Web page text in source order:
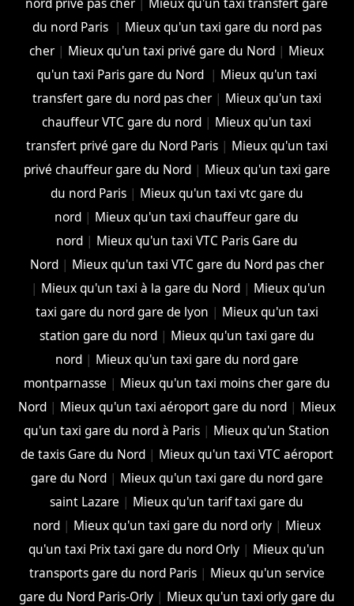
nord privé pas cher | Mieux qu'un taxi transfert gare
du nord Paris | Mieux qu'un taxi gare du nord pas
cher | Mieux qu'un taxi privé gare du Nord | Mieux
qu'un taxi Paris gare du Nord | Mieux qu'un taxi
transfert gare du nord pas cher| Mieux qu'un taxi
chauffeur VTC gare du nord | Mieux qu'un taxi
transfert privé gare du Nord Paris| Mieux qu'un taxi
privé chauffeur gare du Nord| Mieux qu'un taxi gare
du nord Paris| Mieux qu'un taxi vtc gare du
nord | Mieux qu'un taxi chauffeur gare du
nord| Mieux qu'un taxi VTC Paris Gare du
Nord| Mieux qu'un taxi VTC gare du Nord pas cher
| Mieux qu'un taxi à la gare du Nord | Mieux qu'un
taxi gare du nord gare de lyon | Mieux qu'un taxi
station gare du nord| Mieux qu'un taxi gare du
nord| Mieux qu'un taxi gare du nord gare
montparnasse | Mieux qu'un taxi moins cher gare du
Nord| Mieux qu'un taxi aéroport gare du nord| Mieux
qu'un taxi gare du nord à Paris | Mieux qu'un Station
de taxis Gare du Nord| Mieux qu'un taxi VTC aéroport
gare du Nord| Mieux qu'un taxi gare du nord gare
saint Lazare | Mieux qu'un tarif taxi gare du
nord| Mieux qu'un taxi gare du nord orly| Mieux
qu'un taxi Prix taxi gare du nord Orly | Mieux qu'un
transports gare du nord Paris| Mieux qu'un service
gare du Nord Paris-Orly| Mieux qu'un taxi orly gare du